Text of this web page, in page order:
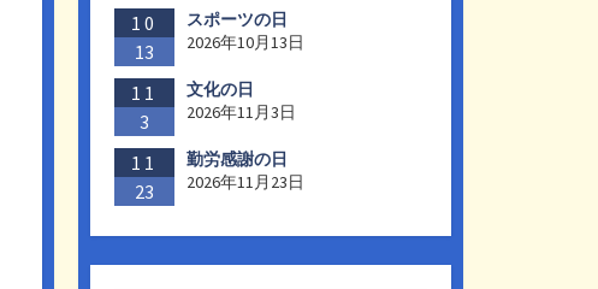
10
13
スポーツの日
2026年10月13日
11
3
文化の日
2026年11月3日
11
23
勤労感謝の日
2026年11月23日